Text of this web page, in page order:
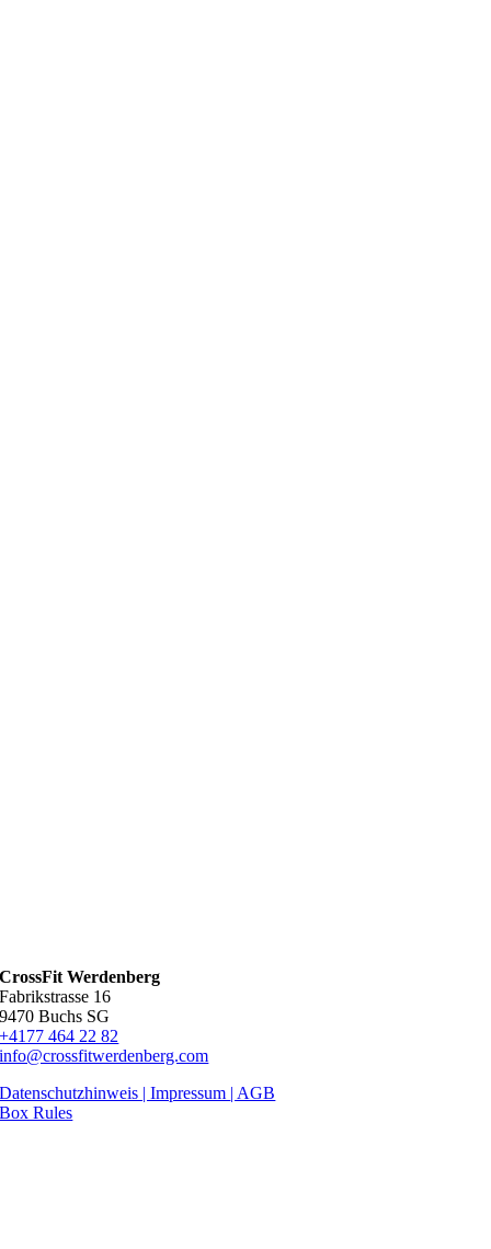
CrossFit Werdenberg
Fabrikstrasse 16
9470 Buchs SG
+4177 464 22 82
info@crossfitwerdenberg.com
Datenschutzhinweis | Impressum | AGB
Box Rules